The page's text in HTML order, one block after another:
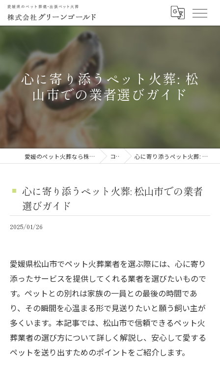
心に寄り添うペット火葬: 松
山市での業者選びガイド
愛媛のペット火葬なら株式会社グリーンゴールド コラム 心に寄り添うペット火葬: 松山市での業者選びガイド
心に寄り添うペット火葬: 松山市での業者
選びガイド
2025/01/26
愛媛県松山市でペット火葬業者を選ぶ際には、心に寄り
添ったサービスを提供してくれる業者を選びたいもので
す。ペットとの別れは家族の一員との最後の時間であ
り、その瞬間を心温まる形で見送りたいと願う飼い主が
多くいます。本記事では、松山市で信頼できるペット火
葬業者の選び方について詳しく解説し、安心して愛する
ペットを送り出すためのポイントをご紹介します。